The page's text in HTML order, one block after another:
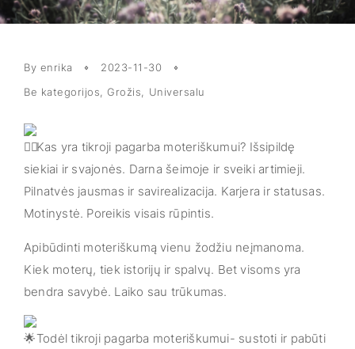
By enrika
2023-11-30
Be kategorijos, Grožis, Universalu
Kas yra tikroji pagarba moteriškumui? Išsipildę
siekiai ir svajonės. Darna šeimoje ir sveiki artimieji.
Pilnatvės jausmas ir savirealizacija. Karjera ir statusas.
Motinystė. Poreikis visais rūpintis.
Apibūdinti moteriškumą vienu žodžiu neįmanoma.
Kiek moterų, tiek istorijų ir spalvų. Bet visoms yra
bendra savybė. Laiko sau trūkumas.
Todėl tikroji pagarba moteriškumui- sustoti ir pabūti